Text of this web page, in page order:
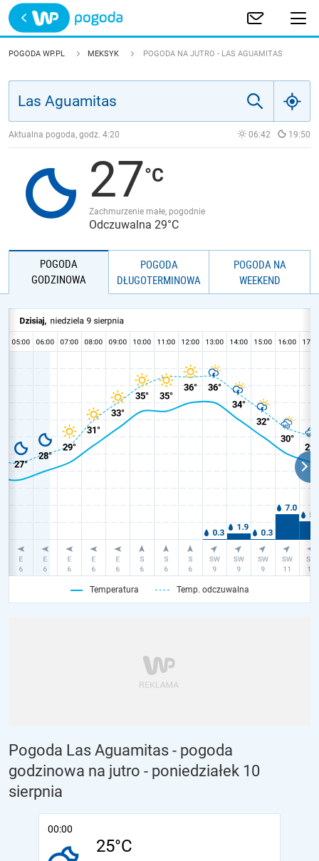
Trwa ładowanie
POLSKA
JAKOŚĆ POWIETRZA
POGODA WP.PL MEKSYK POGODA NA JUTRO - LAS AGUAMITAS
Aktualna pogoda, godz. 4:20 06:42 19:50
27
Zachmurzenie małe, pogodnie
Odczuwalna 29°C
POGODA
GODZINOWA
POGODA
DŁUGOTERMINOWA
POGODA NA
WEEKEND
Temperatura Temp. odczuwalna
Pogoda Las Aguamitas - pogoda
godzinowa na jutro - poniedziałek 10
sierpnia
00:00
25°C